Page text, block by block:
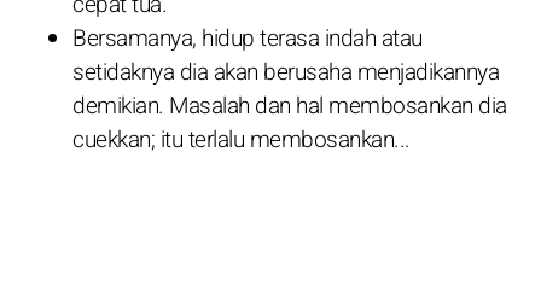
Bersamanya, hidup terasa indah atau
setidaknya dia akan berusaha menjadikannya
demikian. Masalah dan hal membosankan dia
cuekkan; itu terlalu membosankan...